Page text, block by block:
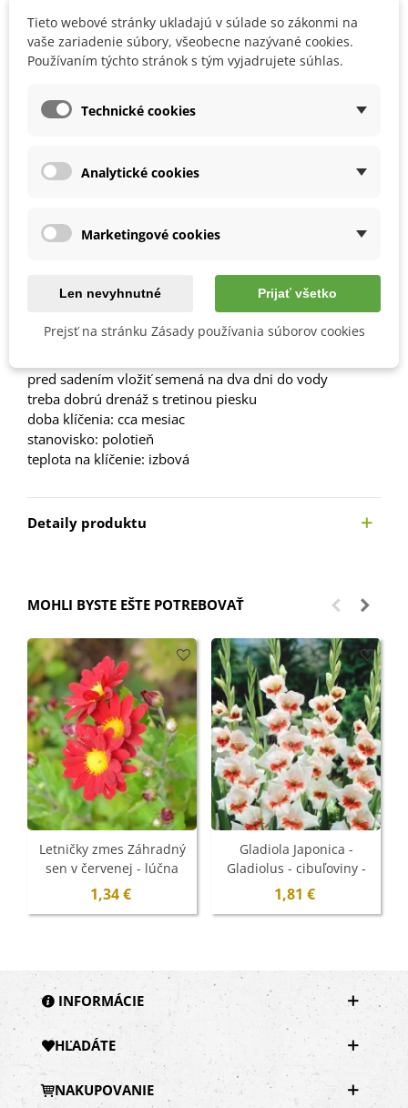
produkt skladom. Vložte váš e-
1002235Z
Obľúbené
Popis
Návod na pestovanie:
pred sadením vložiť semená na dva dni do vody
treba dobrú drenáž s tretinou piesku
doba klíčenia: cca mesiac
stanovisko: polotieň
teplota na klíčenie: izbová
Detaily produktu
MOHLI BYSTE EŠTE POTREBOVAŤ
Letničky zmes Záhradný
sen v červenej - lúčna
zmes - 0,9 g - ukončený
1,34 €
Gladiola Japonica -
Gladiolus - cibuľoviny -
3 ks - ukončený
1,81 €
INFORMÁCIE
HĽADÁTE
NAKUPOVANIE
Tieto webové stránky ukladajú v súlade so zákonmi na
vaše zariadenie súbory, všeobecne nazývané cookies.
Používaním týchto stránok s tým vyjadrujete súhlas.
Technické cookies
Analytické cookies
Marketingové cookies
Len nevyhnutné Prijať všetko
Prejsť na stránku Zásady používania súborov cookies